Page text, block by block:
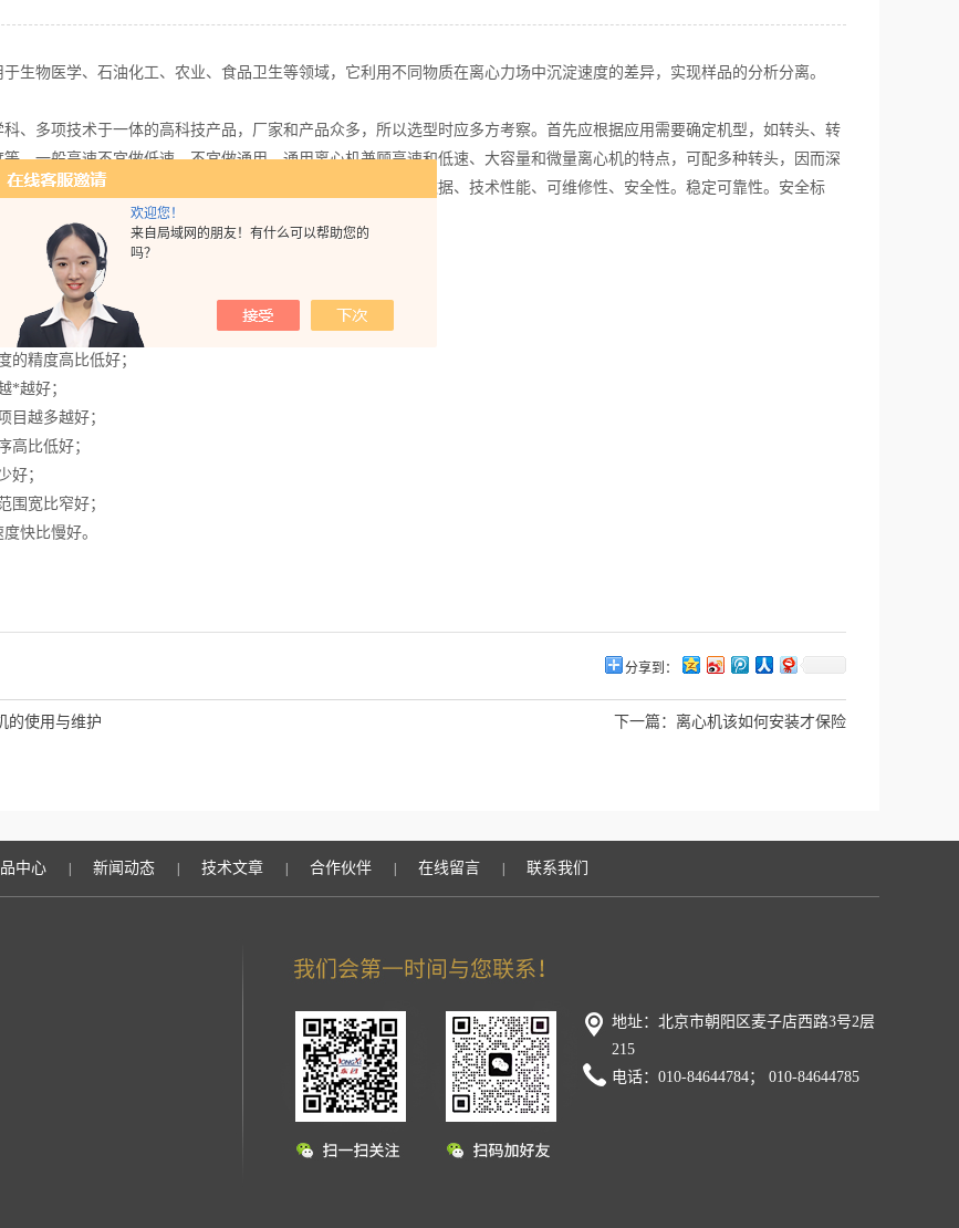
欢迎您！
来自局域网的朋友！有什么可以帮助您的
吗？
于生物医学、石油化工、农业、食品卫生等领域，它利用不同物质在离心力场中沉淀速度的差异，实现样品的分析分离。
科、多项技术于一体的高科技产品，厂家和产品众多，所以选型时应多方考察。首先应根据应用需要确定机型，如转头、转
，一般高速不宜做低速，不宜做通用，通用离心机兼顾高速和低速、大容量和微量离心机的特点，可配多种转头，因而深
欢迎，但价格偏高。机型确定后，还应进一步考察产品的技术数据、技术性能、可维修性、安全性。稳定可靠性。安全标
外观等因素，以下是几点关干选型的建议：
优于直流电机烟；
于分立元件控制；
样品的温度比控制和显示腔体温度更实用；
的精度高比低好；
*越好；
目越多越好；
高比低好；
好；
围宽比窄好；
度快比慢好。
分享到：
的使用与维护 下一篇： 离心机该如何安装才保险
中心 新闻动态 技术文章 合作伙伴 在线留言 联系我们
地址：北京市朝阳区麦子店西路3号2层
215
电话：010-84644784； 010-84644785